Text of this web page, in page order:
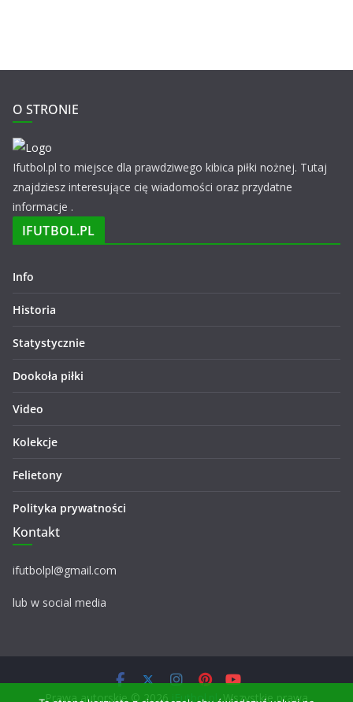
O STRONIE
Ifutbol.pl to miejsce dla prawdziwego kibica piłki nożnej. Tutaj
znajdziesz interesujące cię wiadomości oraz przydatne
informacje .
IFUTBOL.PL
Info
Historia
Statystycznie
Dookoła piłki
Video
Kolekcje
Felietony
Polityka prywatności
Kontakt
ifutbolpl@gmail.com
lub w social media
Prawa autorskie © 2026iFutbol.pl . Wszystkie prawa